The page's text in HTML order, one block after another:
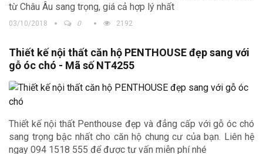
từ Châu Âu sang trọng, giá cả hợp lý nhất
03/10/2018 0 2192
Thiết kế nội thất căn hộ PENTHOUSE đẹp sang với
gỗ óc chó - Mã số NT4255
Thiết kế nội thất Penthouse đẹp và đẳng cấp với gỗ óc chó
sang trọng bậc nhất cho căn hộ chung cư của bạn. Liên hệ
ngay 094 1518 555 để được tư vấn miễn phí nhé